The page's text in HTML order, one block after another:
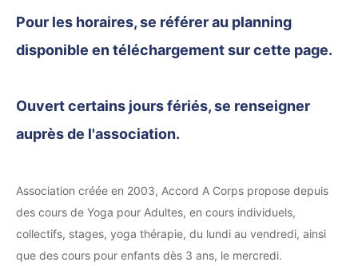
Pour les horaires, se référer au planning
disponible en téléchargement sur cette page.
Ouvert certains jours fériés, se renseigner
auprès de l'association.
Association créée en 2003, Accord A Corps propose depuis
des cours de Yoga pour Adultes, en cours individuels,
collectifs, stages, yoga thérapie, du lundi au vendredi, ainsi
que des cours pour enfants dès 3 ans, le mercredi.